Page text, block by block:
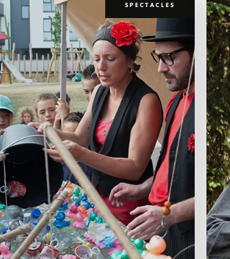
SPECTACLES